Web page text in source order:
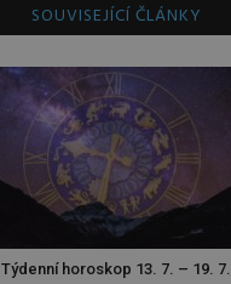
SOUVISEJÍCÍ ČLÁNKY
Týdenní horoskop 13. 7. – 19. 7.